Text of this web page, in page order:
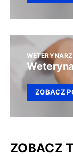
WETERYNARZ
ZOBACZ
ZOBACZ